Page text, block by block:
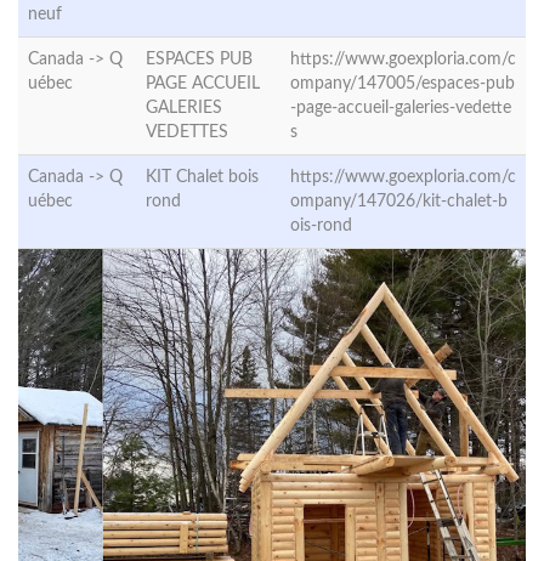
neuf
Canada -> Q
uébec
ESPACES PUB
PAGE ACCUEIL
GALERIES
VEDETTES
https://www.goexploria.com/c
ompany/147005/espaces-pub
-page-accueil-galeries-vedette
s
Canada -> Q
uébec
KIT Chalet bois
rond
https://www.goexploria.com/c
ompany/147026/kit-chalet-b
ois-rond